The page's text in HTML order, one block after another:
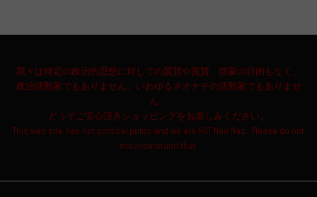
我々は特定の政治的思想に対しての翼賛や賞賛、啓蒙の目的もなく、
政治活動家でもありません。いわゆるネオナチの活動家でもありませ
ん。
どうぞご安心頂きショッピングをお楽しみください。
This web site has not political policy and we are NOT Neo Nazi. Please do not
misunderstand that.